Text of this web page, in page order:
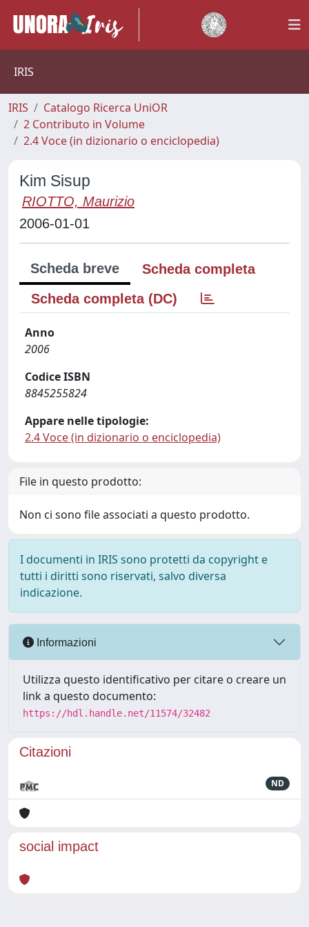
IRIS
IRIS
Catalogo Ricerca UniOR
2 Contributo in Volume
2.4 Voce (in dizionario o enciclopedia)
Kim Sisup
RIOTTO, Maurizio
2006-01-01
Scheda breve
Scheda completa
Scheda completa (DC)
Anno
2006
Codice ISBN
8845255824
Appare nelle tipologie:
2.4 Voce (in dizionario o enciclopedia)
File in questo prodotto:
Non ci sono file associati a questo prodotto.
I documenti in IRIS sono protetti da copyright e
tutti i diritti sono riservati, salvo diversa
indicazione.
Informazioni
Utilizza questo identificativo per citare o creare un
link a questo documento:
https://hdl.handle.net/11574/32482
Citazioni
ND
social impact